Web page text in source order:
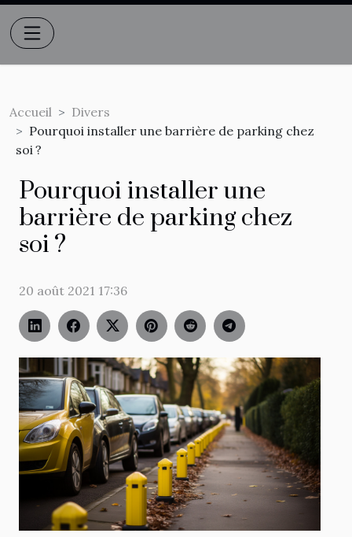
Accueil
Divers
Pourquoi installer une barrière de parking chez
soi ?
Pourquoi installer une
barrière de parking chez
soi ?
20 août 2021 17:36